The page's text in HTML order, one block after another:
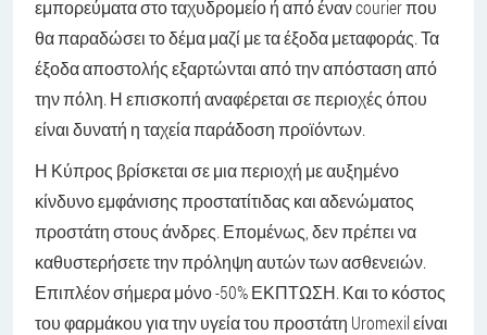
εμπορεύματα στο ταχυδρομείο ή από έναν courier που
θα παραδώσει το δέμα μαζί με τα έξοδα μεταφοράς. Τα
έξοδα αποστολής εξαρτώνται από την απόσταση από
την πόλη. Η επισκοπή αναφέρεται σε περιοχές όπου
είναι δυνατή η ταχεία παράδοση προϊόντων.
Η Κύπρος βρίσκεται σε μια περιοχή με αυξημένο
κίνδυνο εμφάνισης προστατίτιδας και αδενώματος
προστάτη στους άνδρες. Επομένως, δεν πρέπει να
καθυστερήσετε την πρόληψη αυτών των ασθενειών.
Επιπλέον σήμερα μόνο -50% ΕΚΠΤΩΣΗ. Και το κόστος
του φαρμάκου για την υγεία του προστάτη Uromexil είναι